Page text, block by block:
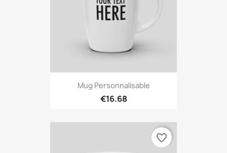
Mug Personnalisable
€16.68
favorite_border